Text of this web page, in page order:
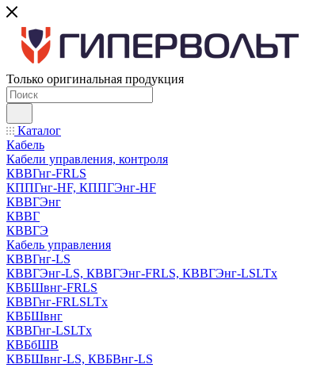
Только оригинальная продукция
Каталог
Кабель
Кабели управления, контроля
КВВГнг-FRLS
КППГнг-HF, КППГЭнг-HF
КВВГЭнг
КВВГ
КВВГЭ
Кабель управления
КВВГнг-LS
КВВГЭнг-LS, КВВГЭнг-FRLS, КВВГЭнг-LSLTx
КВБШвнг-FRLS
КВВГнг-FRLSLTx
КВБШвнг
КВВГнг-LSLTx
КВБбШВ
КВБШвнг-LS, КВБВнг-LS